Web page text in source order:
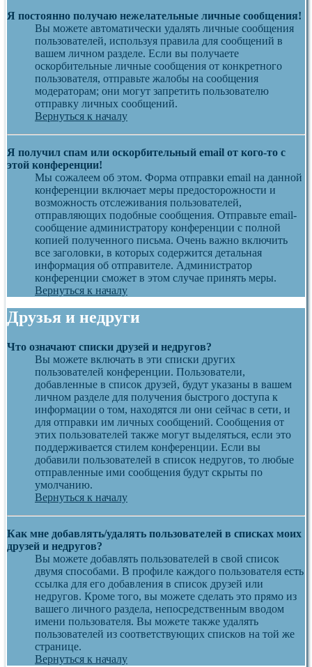
Я постоянно получаю нежелательные личные сообщения!
Вы можете автоматически удалять личные сообщения
пользователей, используя правила для сообщений в
вашем личном разделе. Если вы получаете
оскорбительные личные сообщения от конкретного
пользователя, отправьте жалобы на сообщения
модераторам; они могут запретить пользователю
отправку личных сообщений.
Вернуться к началу
Я получил спам или оскорбительный email от кого-то с
этой конференции!
Мы сожалеем об этом. Форма отправки email на данной
конференции включает меры предосторожности и
возможность отслеживания пользователей,
отправляющих подобные сообщения. Отправьте email-
сообщение администратору конференции с полной
копией полученного письма. Очень важно включить
все заголовки, в которых содержится детальная
информация об отправителе. Администратор
конференции сможет в этом случае принять меры.
Вернуться к началу
Друзья и недруги
Что означают списки друзей и недругов?
Вы можете включать в эти списки других
пользователей конференции. Пользователи,
добавленные в список друзей, будут указаны в вашем
личном разделе для получения быстрого доступа к
информации о том, находятся ли они сейчас в сети, и
для отправки им личных сообщений. Сообщения от
этих пользователей также могут выделяться, если это
поддерживается стилем конференции. Если вы
добавили пользователей в список недругов, то любые
отправленные ими сообщения будут скрыты по
умолчанию.
Вернуться к началу
Как мне добавлять/удалять пользователей в списках моих
друзей и недругов?
Вы можете добавлять пользователей в свой список
двумя способами. В профиле каждого пользователя есть
ссылка для его добавления в список друзей или
недругов. Кроме того, вы можете сделать это прямо из
вашего личного раздела, непосредственным вводом
имени пользователя. Вы можете также удалять
пользователей из соответствующих списков на той же
странице.
Вернуться к началу